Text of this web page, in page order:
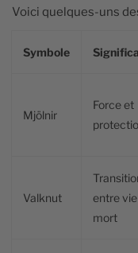
Voici quelques-uns
Symbole
Mjölnir
Force et
Valknut
entre
mort